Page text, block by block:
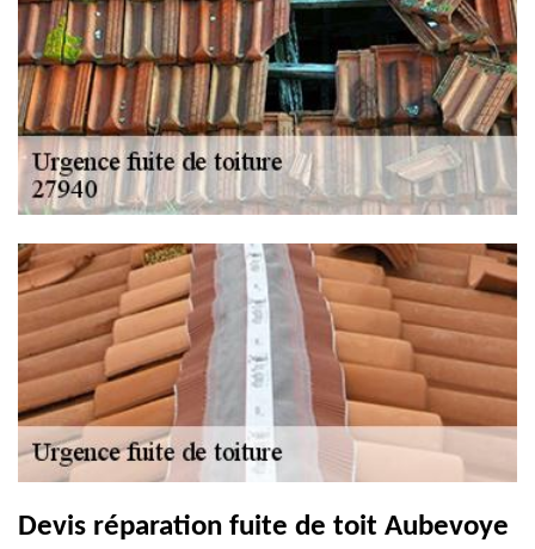
Devis réparation fuite de toit Aubevoye